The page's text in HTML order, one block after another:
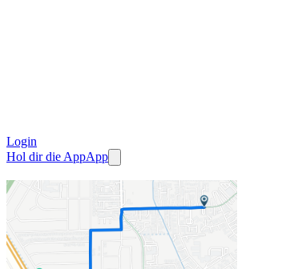
Login
Hol dir die AppApp